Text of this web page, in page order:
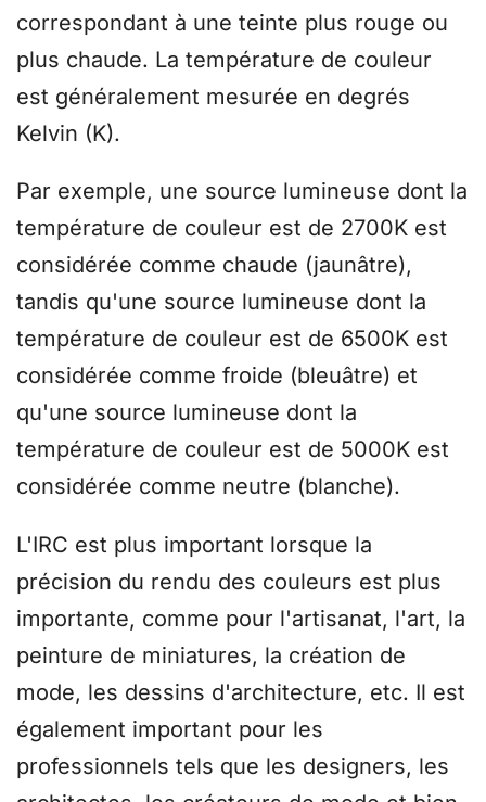
correspondant à une teinte plus rouge ou
plus chaude. La température de couleur
est généralement mesurée en degrés
Kelvin (K).
Par exemple, une source lumineuse dont la
température de couleur est de 2700K est
considérée comme chaude (jaunâtre),
tandis qu'une source lumineuse dont la
température de couleur est de 6500K est
considérée comme froide (bleuâtre) et
qu'une source lumineuse dont la
température de couleur est de 5000K est
considérée comme neutre (blanche).
L'IRC est plus important lorsque la
précision du rendu des couleurs est plus
importante, comme pour l'artisanat, l'art, la
peinture de miniatures, la création de
mode, les dessins d'architecture, etc. Il est
également important pour les
professionnels tels que les designers, les